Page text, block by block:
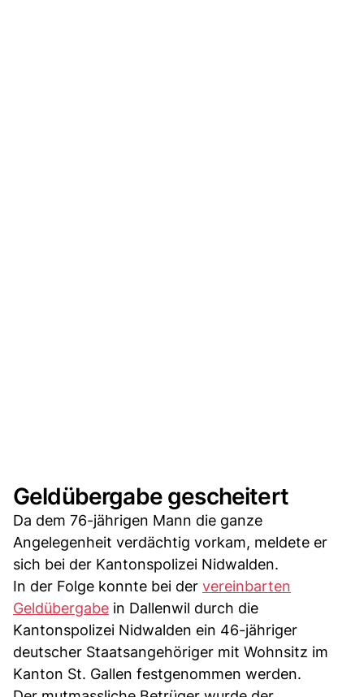
Geldübergabe gescheitert
Da dem 76-jährigen Mann die ganze
Angelegenheit verdächtig vorkam, meldete er
sich bei der Kantonspolizei Nidwalden.
In der Folge konnte bei der vereinbarten
Geldübergabe in Dallenwil durch die
Kantonspolizei Nidwalden ein 46-jähriger
deutscher Staatsangehöriger mit Wohnsitz im
Kanton St. Gallen festgenommen werden.